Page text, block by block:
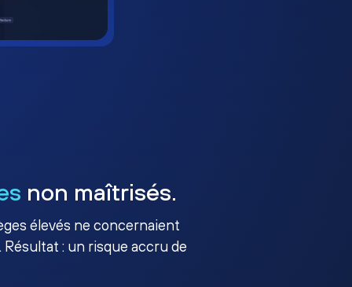
non maîtrisés.
élevés ne concernaient
Résultat : un risque accru de